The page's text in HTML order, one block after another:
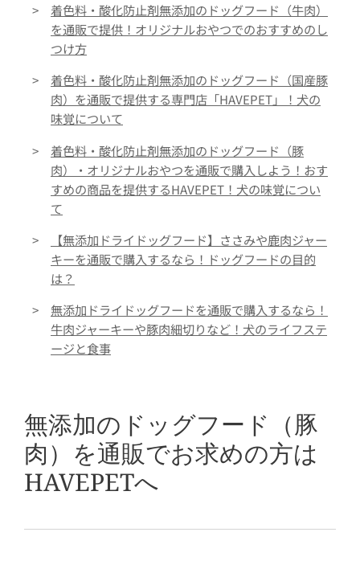
>
着色料・酸化防止剤無添加のドッグフード（牛肉）
を通販で提供！オリジナルおやつでのおすすめのし
つけ方
>
着色料・酸化防止剤無添加のドッグフード（国産豚
肉）を通販で提供する専門店「HAVEPET」！犬の
味覚について
>
着色料・酸化防止剤無添加のドッグフード（豚
肉）・オリジナルおやつを通販で購入しよう！おす
すめの商品を提供するHAVEPET！犬の味覚につい
て
>
【無添加ドライドッグフード】ささみや鹿肉ジャー
キーを通販で購入するなら！ドッグフードの目的
は？
>
無添加ドライドッグフードを通販で購入するなら！
牛肉ジャーキーや豚肉細切りなど！犬のライフステ
ージと食事
無添加のドッグフード（豚
肉）を通販でお求めの方は
HAVEPETへ